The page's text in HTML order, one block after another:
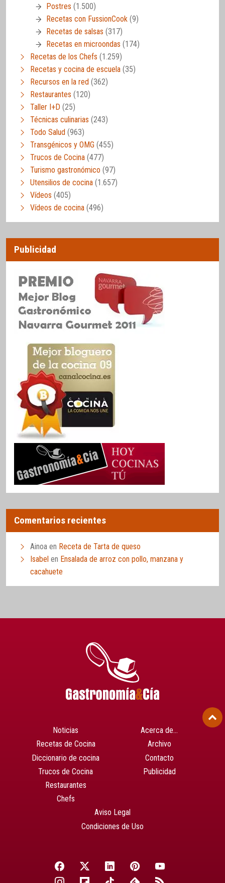
Postres (1.500)
Recetas con FussionCook (9)
Recetas de salsas (317)
Recetas en microondas (174)
Recetas de los Chefs (1.259)
Recetas y cocina de escuela (35)
Recursos en la red (362)
Restaurantes (120)
Taller I+D (25)
Técnicas culinarias (243)
Todo Salud (963)
Transgénicos y OMG (455)
Trucos de Cocina (477)
Turismo gastronómico (97)
Utensilios de cocina (1.657)
Vídeos (405)
Vídeos de cocina (496)
Publicidad
Comentarios recientes
Ainoa en Receta de Tarta de queso
Isabel en Ensalada de arroz con pollo, manzana y
cacahuete
Noticias
Recetas de Cocina
Diccionario de cocina
Trucos de Cocina
Restaurantes
Chefs
Acerca de…
Archivo
Contacto
Publicidad
Aviso Legal
Condiciones de Uso